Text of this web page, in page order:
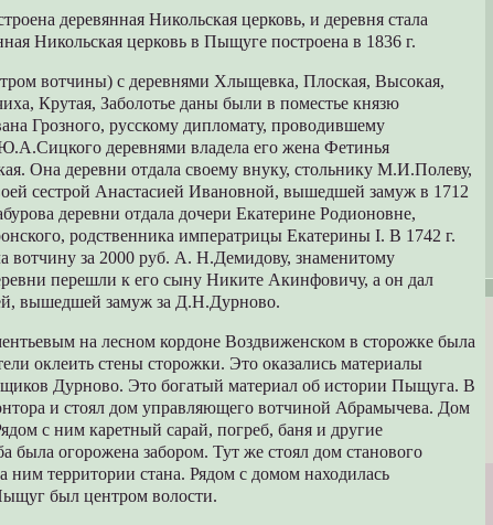
деревянная Никольская церковь, и деревня стала
Никольская церковь в Пыщуге построена в 1836 г.
вотчины) с деревнями Хлыщевка, Плоская, Высокая,
Крутая, Заболотье даны были в поместье князю
Грозного, русскому дипломату, проводившему
деревнями владела его жена Фетинья
Она деревни отдала своему внуку, стольнику М.И.Полеву,
сестрой Анастасией Ивановной, вышедшей замуж в 1712
деревни отдала дочери Екатерине Родионовне,
родственника императрицы Екатерины I. В 1742 г.
вотчину за 2000 руб. А. Н.Демидову, знаменитому
перешли к его сыну Никите Акинфовичу, а он дал
вышедшей замуж за Д.Н.Дурново.
на лесном кордоне Воздвиженском в сторожке была
оклеить стены сторожки. Это оказались материалы
Дурново. Это богатый материал об истории Пыщуга. В
и стоял дом управляющего вотчиной Абрамычева. Дом
с ним каретный сарай, погреб, баня и другие
была огорожена забором. Тут же стоял дом станового
ним территории стана. Рядом с домом находилась
был центром волости.